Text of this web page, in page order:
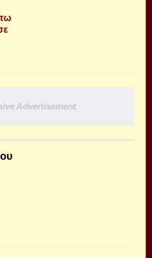
Advertisement